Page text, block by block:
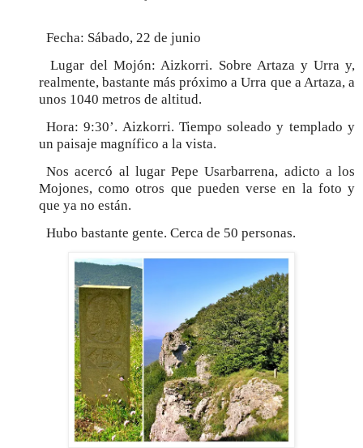
Fecha: Sábado, 22 de junio
Lugar del Mojón: Aizkorri. Sobre Artaza y Urra y,
realmente, bastante más próximo a Urra que a Artaza, a
unos 1040 metros de altitud.
Hora: 9:30’. Aizkorri. Tiempo soleado y templado y
un paisaje magnífico a la vista.
Nos acercó al lugar Pepe Usarbarrena, adicto a los
Mojones, como otros que pueden verse en la foto y
que ya no están.
Hubo bastante gente. Cerca de 50 personas.